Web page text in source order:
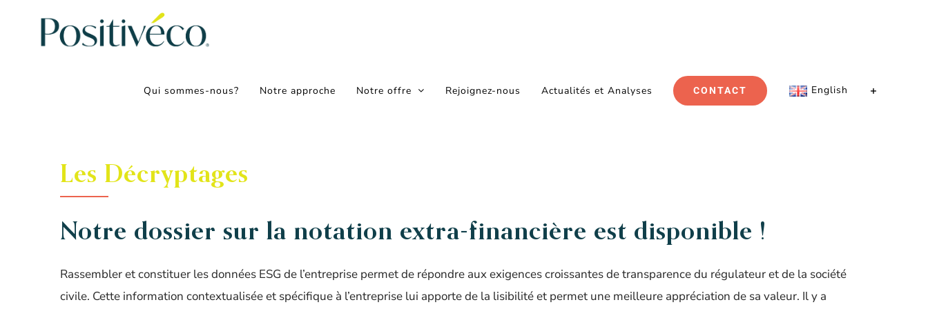
Qui sommes-nous? Notre approche Notre offre Rejoignez-nous Actualités et Analyses CONTACT English
Les Décryptages
Notre dossier sur la notation extra-financière est disponible !
Rassembler et constituer les données ESG de l’entreprise permet de répondre aux exigences croissantes de transparence du régulateur et de la société
civile. Cette information contextualisée et spécifique à l’entreprise lui apporte de la lisibilité et permet une meilleure appréciation de sa valeur. Il y a